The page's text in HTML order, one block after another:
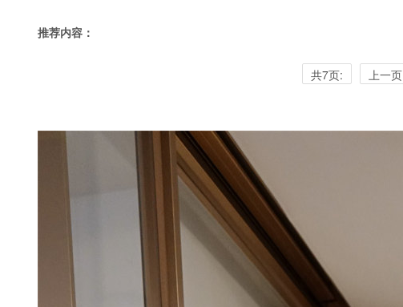
推荐内容：
共7页: 上一页